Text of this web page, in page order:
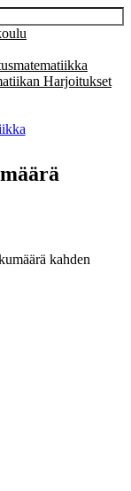
sivuston päävalikko.Harjoitukset
kahden